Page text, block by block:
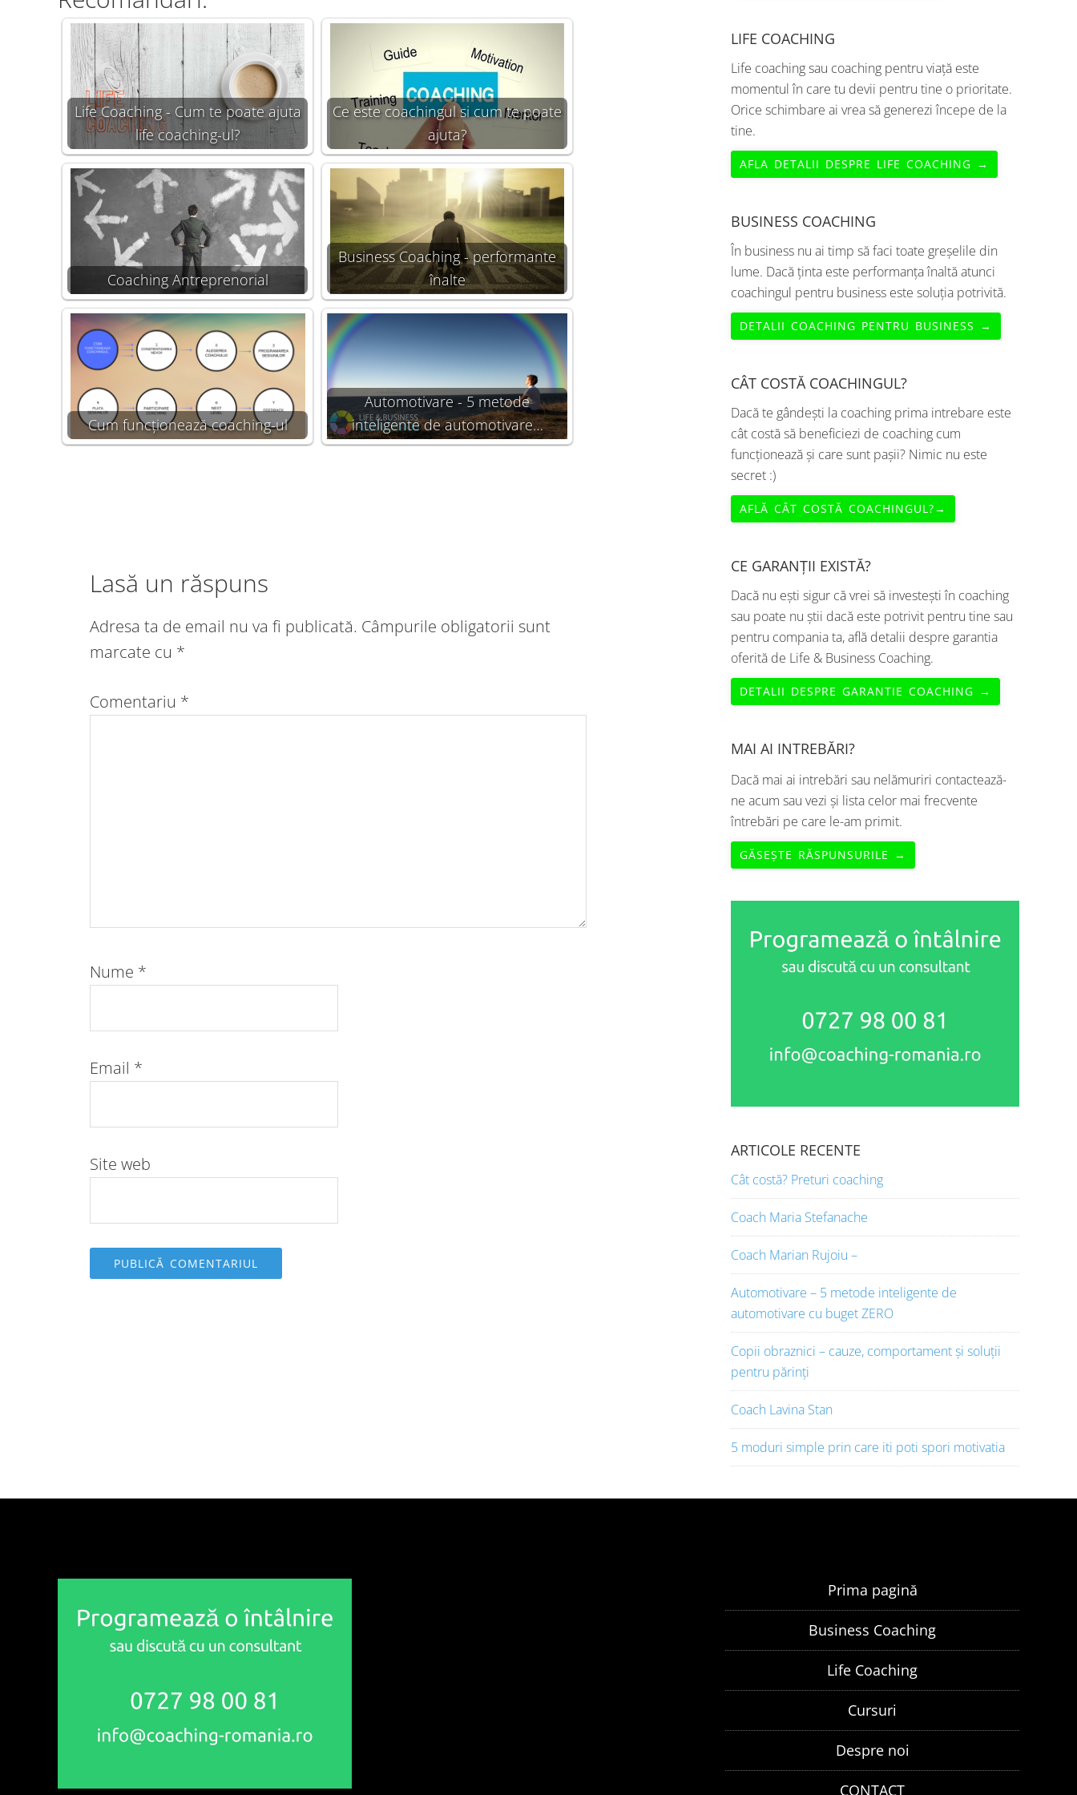
Life Coaching - Cum te poate ajuta
life coaching-ul?
Ce este coachingul si cum te poate
ajuta?
Coaching Antreprenorial
Business Coaching - performante
înalte
Cum funcționează coaching-ul
Automotivare - 5 metode
inteligente de automotivare…
Lasă un răspuns
Adresa ta de email nu va fi publicată. Câmpurile obligatorii sunt
marcate cu *
Comentariu *
Nume *
Email *
Site web
LIFE COACHING
Life coaching sau coaching pentru viață este
momentul în care tu devii pentru tine o prioritate.
Orice schimbare ai vrea să generezi începe de la
tine.
AFLA DETALII DESPRE LIFE COACHING →
BUSINESS COACHING
În business nu ai timp să faci toate greșelile din
lume. Dacă ținta este performanța înaltă atunci
coachingul pentru business este soluția potrivită.
DETALII COACHING PENTRU BUSINESS →
CÂT COSTĂ COACHINGUL?
Dacă te gândești la coaching prima intrebare este
cât costă să beneficiezi de coaching cum
funcționează și care sunt pașii? Nimic nu este
secret :)
AFLĂ CÂT COSTĂ COACHINGUL?→
CE GARANȚII EXISTĂ?
Dacă nu ești sigur că vrei să investești în coaching
sau poate nu știi dacă este potrivit pentru tine sau
pentru compania ta, află detalii despre garantia
oferită de Life & Business Coaching.
DETALII DESPRE GARANTIE COACHING →
MAI AI INTREBĂRI?
Dacă mai ai intrebări sau nelămuriri contactează-
ne acum sau vezi și lista celor mai frecvente
întrebări pe care le-am primit.
GĂSEȘTE RĂSPUNSURILE →
ARTICOLE RECENTE
Cât costă? Preturi coaching
Coach Maria Stefanache
Coach Marian Rujoiu –
Automotivare – 5 metode inteligente de
automotivare cu buget ZERO
Copii obraznici – cauze, comportament și soluții
pentru părinți
Coach Lavina Stan
5 moduri simple prin care iti poti spori motivatia
Prima pagină
Business Coaching
Life Coaching
Cursuri
Despre noi
CONTACT